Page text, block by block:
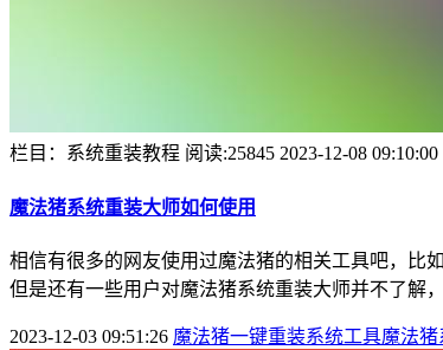
栏目：系统重装教程 阅读:25845 2023-12-08 09:10:00
魔法猪系统重装大师如何使用
相信有很多的网友使用过魔法猪的相关工具吧，比
但是还有一些用户对魔法猪系统重装大师并不了解
2023-12-03 09:51:26 魔法猪一键重装系统工具魔法猪